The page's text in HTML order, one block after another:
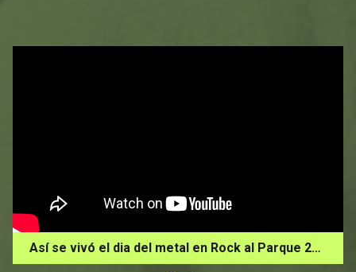
Así se vivó el dia del metal en Rock al Parque 2018